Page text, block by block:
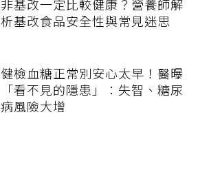
非基改一定比較健康？營養師解
析基改食品安全性與常見迷思
健檢血糖正常別安心太早！醫曝
「看不見的隱患」：失智、糖尿
病風險大增